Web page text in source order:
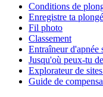
Conditions de
Enregistre ta
Fil photo
Classement
Entraîneur d'apnée
Jusqu'où peux-tu
Explorateur de
Guide de